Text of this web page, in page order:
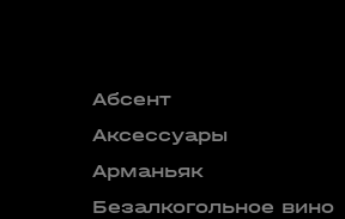
Абсент
Аксессуары
Арманьяк
Безалкогольное вино